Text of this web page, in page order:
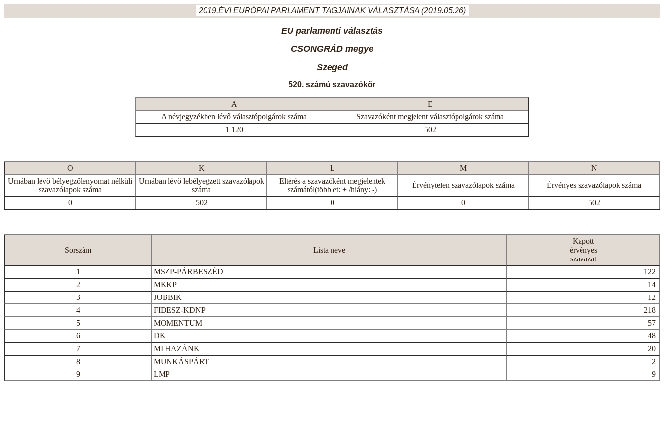
2019.ÉVI EURÓPAI PARLAMENT TAGJAINAK VÁLASZTÁSA (2019.05.26)
EU parlamenti választás
CSONGRÁD megye
Szeged
520. számú szavazókör
A
E
A névjegyzékben lévő választópolgárok száma
Szavazóként megjelent választópolgárok száma
1 120
502
O K L M
N
Urnában lévő bélyegzőlenyomat nélküli
szavazólapok száma
Urnában lévő lebélyegzett szavazólapok
száma
Eltérés a szavazóként megjelentek
számától(többlet: + /hiány: -)
Érvénytelen szavazólapok száma Érvényes szavazólapok száma
0 502 0 0 502
Sorszám Lista neve
Kapott
érvényes
szavazat
1
MSZP-PÁRBESZÉD
122
2
MKKP
14
3
JOBBIK
12
4
FIDESZ-KDNP
218
5
MOMENTUM
57
6
DK
48
7
MI HAZÁNK
20
8
MUNKÁSPÁRT
2
9
LMP 9